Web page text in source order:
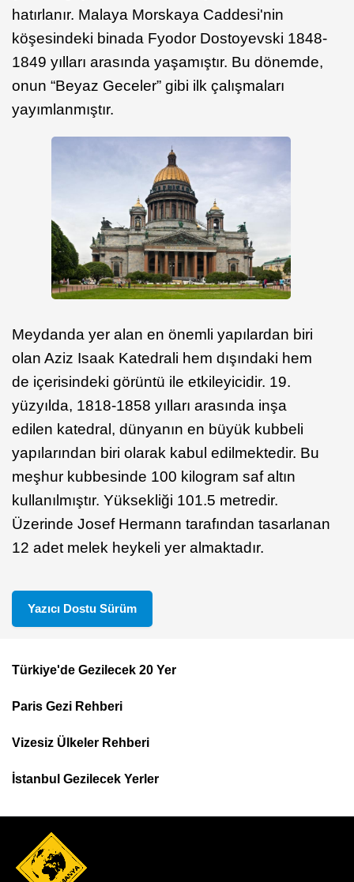
hatırlanır. Malaya Morskaya Caddesi'nin
köşesindeki binada Fyodor Dostoyevski 1848-
1849 yılları arasında yaşamıştır. Bu dönemde,
onun “Beyaz Geceler” gibi ilk çalışmaları
yayımlanmıştır.
Meydanda yer alan en önemli yapılardan biri
olan Aziz Isaak Katedrali hem dışındaki hem
de içerisindeki görüntü ile etkileyicidir. 19.
yüzyılda, 1818-1858 yılları arasında inşa
edilen katedral, dünyanın en büyük kubbeli
yapılarından biri olarak kabul edilmektedir. Bu
meşhur kubbesinde 100 kilogram saf altın
kullanılmıştır. Yüksekliği 101.5 metredir.
Üzerinde Josef Hermann tarafından tasarlanan
12 adet melek heykeli yer almaktadır.
Yazıcı Dostu Sürüm
Top
Menu
Türkiye'de Gezilecek 20 Yer
Paris Gezi Rehberi
Vizesiz Ülkeler Rehberi
İstanbul Gezilecek Yerler